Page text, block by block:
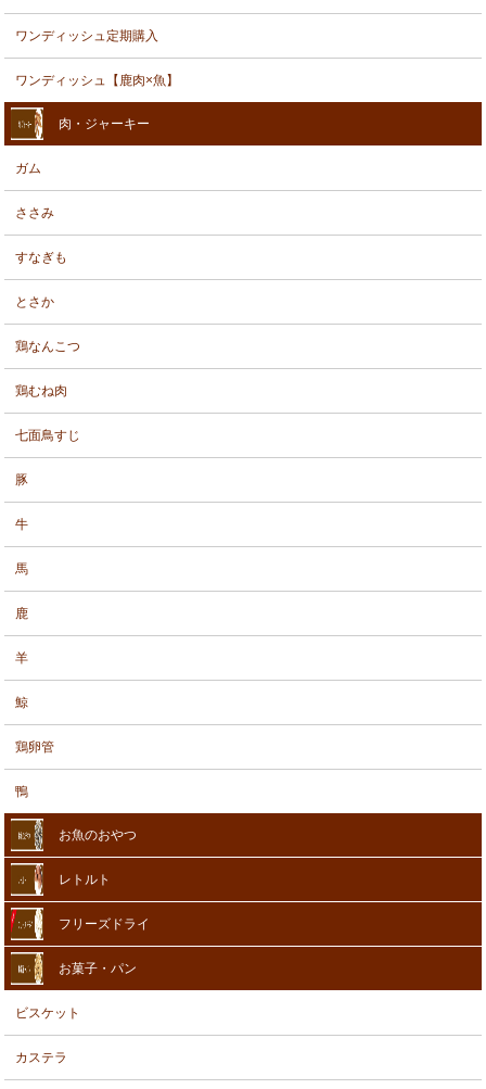
ワンディッシュ定期購入
ワンディッシュ【鹿肉×魚】
肉・ジャーキー
ガム
ささみ
すなぎも
とさか
鶏なんこつ
鶏むね肉
七面鳥すじ
豚
牛
馬
鹿
羊
鯨
鶏卵管
鴨
お魚のおやつ
レトルト
フリーズドライ
お菓子・パン
ビスケット
カステラ